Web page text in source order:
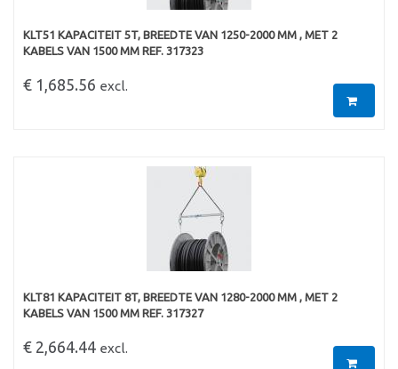
KLT51 KAPACITEIT 5T, BREEDTE VAN 1250-2000 MM , MET 2
KABELS VAN 1500 MM REF. 317323
€ 1,685.56 excl.
KLT81 KAPACITEIT 8T, BREEDTE VAN 1280-2000 MM , MET 2
KABELS VAN 1500 MM REF. 317327
€ 2,664.44 excl.